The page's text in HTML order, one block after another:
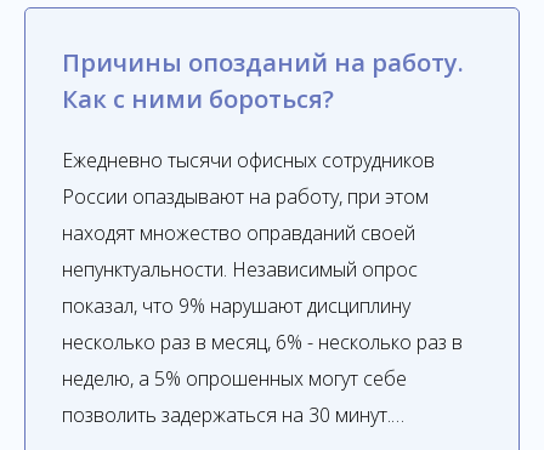
Причины опозданий на работу.
Как с ними бороться?
Ежедневно тысячи офисных сотрудников
России опаздывают на работу, при этом
находят множество оправданий своей
непунктуальности. Независимый опрос
показал, что 9% нарушают дисциплину
несколько раз в месяц, 6% - несколько раз в
неделю, а 5% опрошенных могут себе
позволить задержаться на 30 минут.…